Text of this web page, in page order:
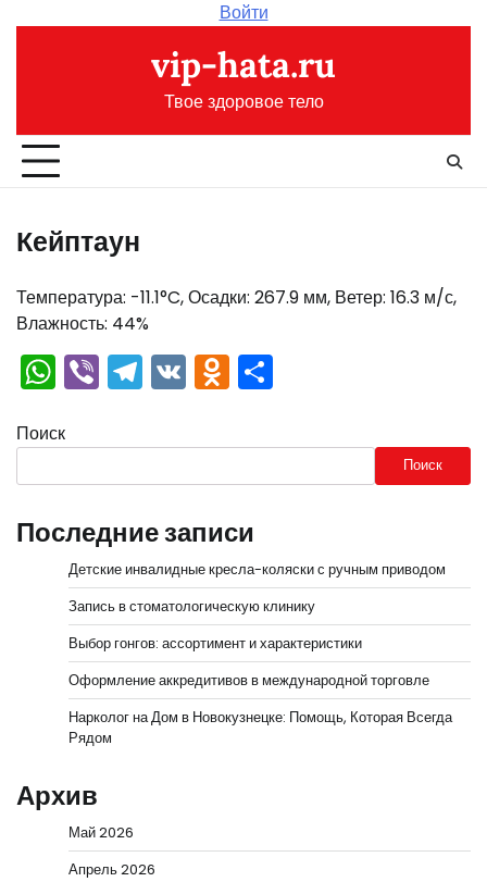
Войти
vip-hata.ru
Твое здоровое тело
Кейптаун
Температура: -11.1°C, Осадки: 267.9 мм, Ветер: 16.3 м/с,
Влажность: 44%
WhatsApp
ViberTelegram
VKOdnoklassniki
Поиск
Поиск
Последние записи
Детские инвалидные кресла-коляски с ручным приводом
Запись в стоматологическую клинику
Выбор гонгов: ассортимент и характеристики
Оформление аккредитивов в международной торговле
Нарколог на Дом в Новокузнецке: Помощь, Которая Всегда
Рядом
Архив
Май 2026
Апрель 2026